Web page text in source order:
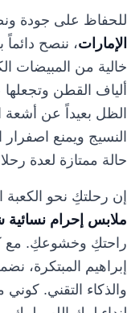
للحفاظ على جودة
الإمارات، ننصح
خالية من المبيضات
ألياف القطن
الظل بعيداً عن
النسيج ويمنع
حالة ممتازة لعدة
إن رحلتكِ نحو الكعبة
ملابس إحرام نسائية
راحتكِ وخشوعكِ. مع
إبراهيم المبتكرة،
والذكاء التقني.